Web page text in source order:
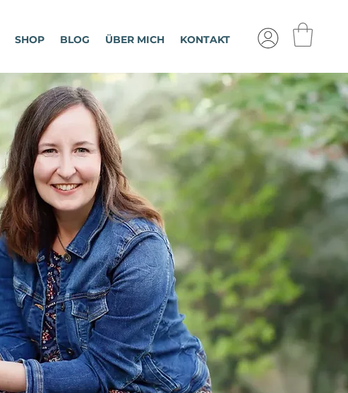
SHOP BLOG ÜBER MICH KONTAKT